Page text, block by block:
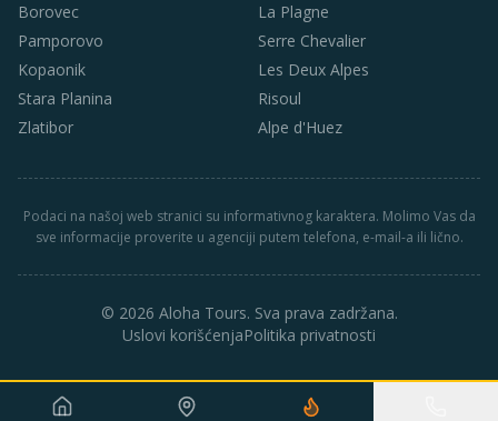
Borovec
Pamporovo
Kopaonik
Stara Planina
Zlatibor
La Plagne
Serre Chevalier
Les Deux Alpes
Risoul
Alpe d'Huez
Podaci na našoj web stranici su informativnog karaktera. Molimo Vas da
sve informacije proverite u agenciji putem telefona, e-mail-a ili lično.
© 2026 Aloha Tours. Sva prava zadržana.
Uslovi korišćenjaPolitika privatnosti